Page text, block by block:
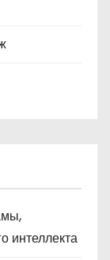
интеллекта